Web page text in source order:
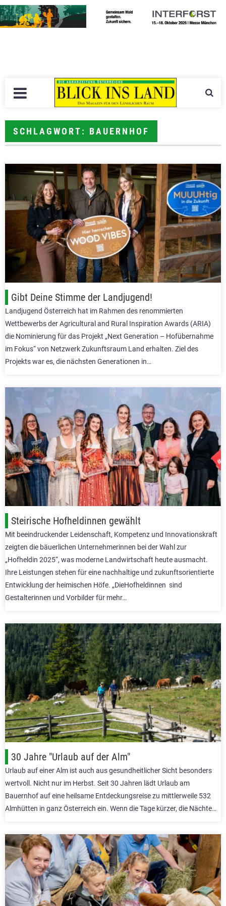
SCHLAGWORT: BAUERNHOF
Gibt Deine Stimme der Landjugend!
Landjugend Österreich hat im Rahmen des renommierten
Wettbewerbs der Agricultural and Rural Inspiration Awards (ARIA)
die Nominierung für das Projekt „Next Generation – Hofübernahme
im Fokus“ von Netzwerk Zukunftsraum Land erhalten. Ziel des
Projekts war es, die nächsten Generationen in…
Steirische Hofheldinnen gewählt
Mit beeindruckender Leidenschaft, Kompetenz und Innovationskraft
zeigten die bäuerlichen Unternehmerinnen bei der Wahl zur
„Hofheldin 2025“, was moderne Landwirtschaft heute ausmacht.
Ihre Leistungen stehen für eine nachhaltige und zukunftsorientierte
Entwicklung der heimischen Höfe. „DieHofheldinnen sind
Gestalterinnen und Vorbilder für mehr…
30 Jahre "Urlaub auf der Alm"
Urlaub auf einer Alm ist auch aus gesundheitlicher Sicht besonders
wertvoll. Nicht nur im Herbst. Seit 30 Jahren lädt Urlaub am
Bauernhof auf eine heilsame Entdeckungsreise zu mittlerweile 532
Almhütten in ganz Österreich ein. Wenn die Tage kürzer, die Nächte…